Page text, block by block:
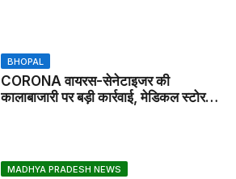
BHOPAL
CORONA वायरस-सेनेटाइजर की
कालाबाजारी पर बड़ी कार्रवाई, मेडिकल स्टोर
MADHYA PRADESH NEWS